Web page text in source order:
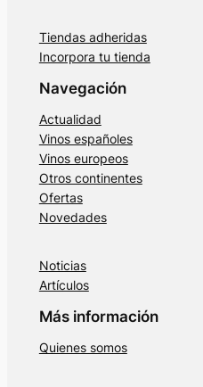
Tiendas adheridas
Incorpora tu tienda
Navegación
Actualidad
Vinos españoles
Vinos europeos
Otros continentes
Ofertas
Novedades
Noticias
Artículos
Más información
Quienes somos